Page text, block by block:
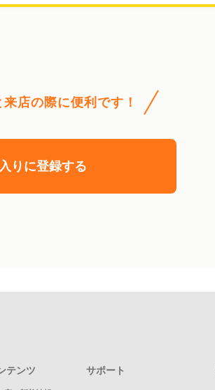
来店の際に便利です！
りに登録する
テンツ サポート